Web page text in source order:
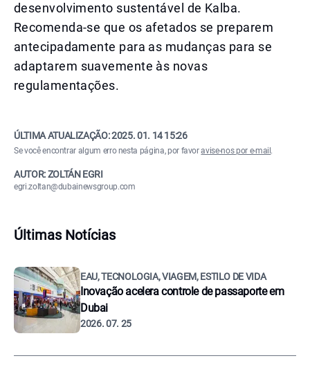
desenvolvimento sustentável de Kalba.
Recomenda-se que os afetados se preparem
antecipadamente para as mudanças para se
adaptarem suavemente às novas
regulamentações.
ÚLTIMA ATUALIZAÇÃO:2025. 01. 14 15:26
Se você encontrar algum erro nesta página, por favoravise-nos por e-mail .
AUTOR: ZOLTÁN EGRI
egri.zoltan@dubainewsgroup.com
Últimas Notícias
EAU, TECNOLOGIA, VIAGEM, ESTILO DE VIDA
Inovação acelera controle de passaporte em
Dubai
2026. 07. 25